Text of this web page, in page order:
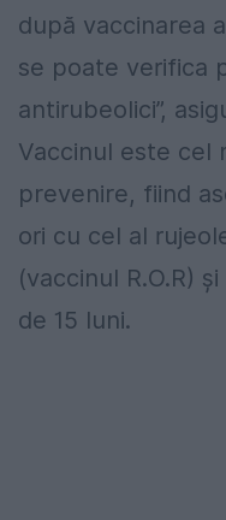
după vaccinarea
se poate verifica
antirubeolici”,
Vaccinul este cel
prevenire, fiind
ori cu cel al
(vaccinul R.O.R)
de 15 luni.